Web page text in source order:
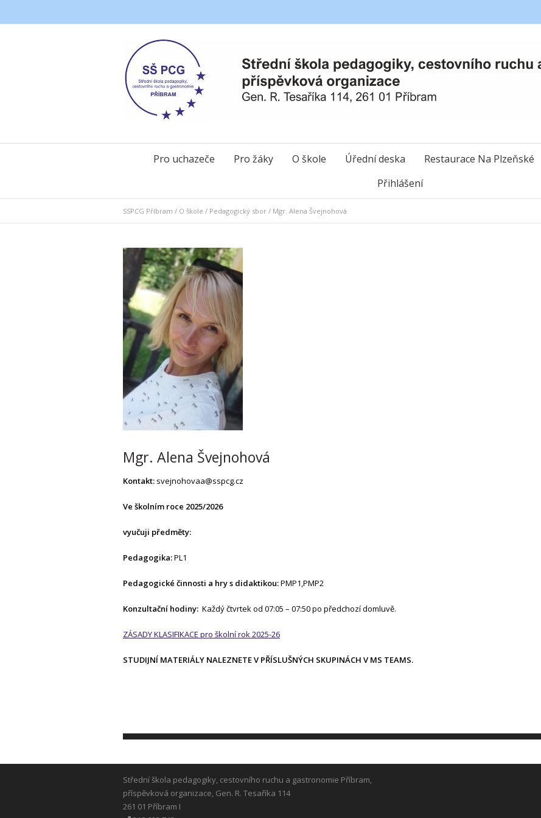
Pro uchazeče Pro žáky O škole Úřední deska Restaurace Na Plzeňské
Přihlášení
SSPCG Příbram / O škole / Pedagogický sbor / Mgr. Alena Švejnohová
Mgr. Alena Švejnohová
Kontakt: svejnohovaa@sspcg.cz
Ve školním roce 2025/2026
vyučuji předměty:
Pedagogika:PL1
Pedagogické činnosti a hry s didaktikou:PMP1,PMP2
Konzultační hodiny: Každý čtvrtek od 07:05 – 07:50 po předchozí domluvě.
ZÁSADY KLASIFIKACE pro školní rok 2025-26
STUDIJNÍ MATERIÁLY NALEZNETE V PŘÍSLUŠNÝCH SKUPINÁCH V MS TEAMS.
Střední škola pedagogiky, cestovního ruchu a gastronomie Příbram,
příspěvková organizace, Gen. R. Tesaříka 114
261 01 Příbram I